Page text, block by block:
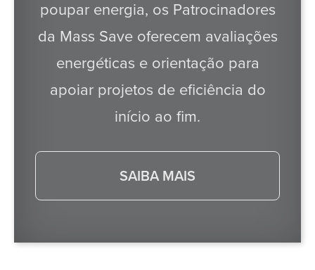
poupar energia, os Patrocinadores
da Mass Save oferecem avaliações
energéticas e orientação para
apoiar projetos de eficiência do
início ao fim.
SAIBA MAIS